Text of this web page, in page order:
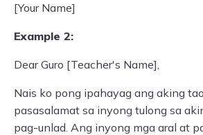
[Your Name]
Example 2:
Dear Guro [Teacher's Name],
Nais ko pong ipahayag ang aking
pasasalamat sa inyong tulong sa
pag-unlad. Ang inyong mga aral at